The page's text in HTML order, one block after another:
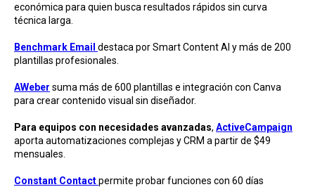
económica para quien busca resultados rápidos sin curva
técnica larga.
Benchmark Email destaca por Smart Content AI y más de 200
plantillas profesionales.
AWeber suma más de 600 plantillas e integración con Canva
para crear contenido visual sin diseñador.
Para equipos con necesidades avanzadas, ActiveCampaign
aporta automatizaciones complejas y CRM a partir de $49
mensuales.
Constant Contactpermite probar funciones con 60 días